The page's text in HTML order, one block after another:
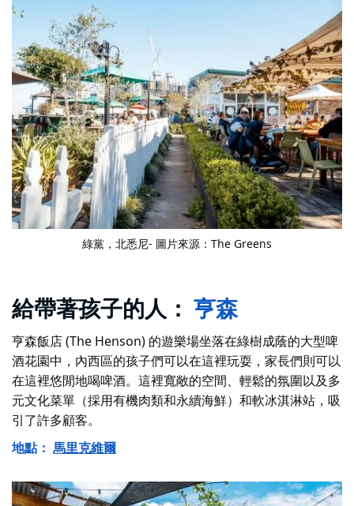
綠黨 ，北悉尼- 圖片來源：The Greens
給帶著孩子的人： 亨森
亨森飯店 (The Henson) 的遊樂場坐落在綠樹成蔭的大型啤
酒花園中，內西區的孩子們可以在這裡玩耍，家長們則可以
在這裡悠閒地喝啤酒。這裡寬敞的空間、輕鬆的氛圍以及多
元文化菜單（採用有機肉類和永續海鮮）和軟冰淇淋站，吸
引了許多顧客。
地點： 馬里克維爾